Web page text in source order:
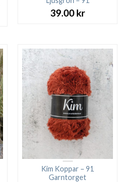
39.00 kr
Kim Koppar – 91
Garntorget